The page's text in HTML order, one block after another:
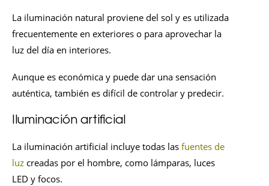
La iluminación natural proviene del sol y es utilizada
frecuentemente en exteriores o para aprovechar la
luz del día en interiores.
Aunque es económica y puede dar una sensación
auténtica, también es difícil de controlar y predecir.
Iluminación artificial
La iluminación artificial incluye todas las fuentes de
luz creadas por el hombre, como lámparas, luces
LED y focos.